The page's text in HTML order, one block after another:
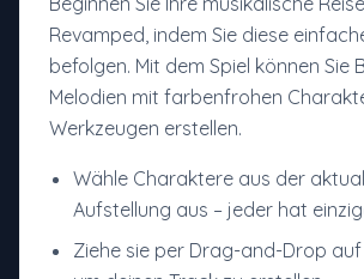
Revamped, indem Sie diese
befolgen. Mit dem Spiel können Sie
Melodien mit farbenfrohen
Werkzeugen erstellen.
Wähle Charaktere aus der
Aufstellung aus – jeder hat
Ziehe sie per Drag-and-Drop auf